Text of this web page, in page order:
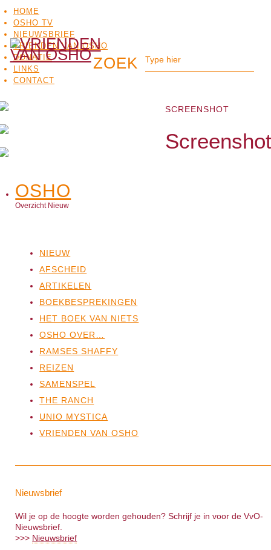
HOME
OSHO TV
NIEUWSBRIEF
VRIENDEN VAN OSHO
DONATIE
LINKS
CONTACT
OSHOOSHO
TV
SCREENSHOT
Screenshot
Overzicht Nieuw
NIEUW
AFSCHEID
ARTIKELEN
BOEKBESPREKINGEN
HET BOEK VAN NIETS
OSHO OVER…
RAMSES SHAFFY
REIZEN
SAMENSPEL
THE RANCH
UNIO MYSTICA
VRIENDEN VAN OSHO
Nieuwsbrief
Wil je op de hoogte worden gehouden? Schrijf je in voor de VvO-
Nieuwsbrief.
>>> Nieuwsbrief